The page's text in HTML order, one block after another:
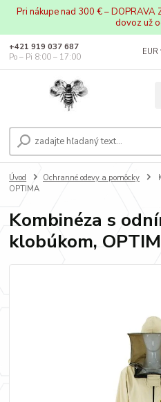
Pri nákupe nad 300 € –
dovoz už
EUR
+421 919 037 687
Po – Pi 8:00 – 17:00
Úvod Ochranné odevy a pomôcky
OPTIMA
Kombinéza s
klobúkom,